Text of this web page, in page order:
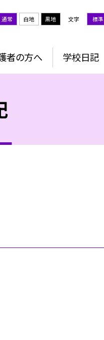
通常 白地 黒地 文字 標準
者の方へ 学校日記